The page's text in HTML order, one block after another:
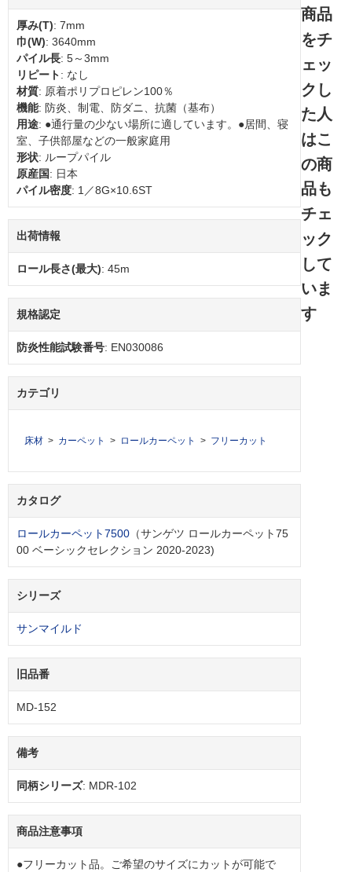
厚み(T): 7mm
巾(W): 3640mm
パイル長: 5～3mm
リピート: なし
材質: 原着ポリプロピレン100％
機能: 防炎、制電、防ダニ、抗菌（基布）
用途: ●通行量の少ない場所に適しています。●居間、寝
室、子供部屋などの一般家庭用
形状: ループパイル
原産国: 日本
パイル密度: 1／8G×10.6ST
出荷情報
ロール長さ(最大): 45m
規格認定
防炎性能試験番号: EN030086
カテゴリ
床材 カーペット ロールカーペット フリーカット
カタログ
ロールカーペット7500 （サンゲツ ロールカーペット75
00 ベーシックセレクション 2020-2023)
シリーズ
サンマイルド
旧品番
MD-152
備考
同柄シリーズ: MDR-102
商品注意事項
●フリーカット品。ご希望のサイズにカットが可能で
商品
をチ
ェッ
クし
た人
はこ
の商
品も
チェ
ック
して
いま
す